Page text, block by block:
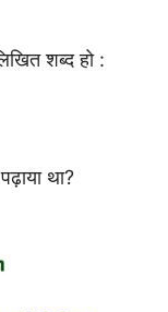
शब्द हो :
था?